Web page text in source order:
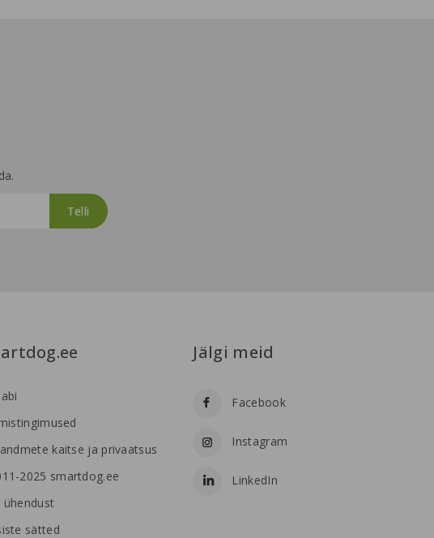
Jälgi meid
Facebook
Instagram
LinkedIn
kaitse ja privaatsus
2025 smartdog.ee
ühendust
sätted